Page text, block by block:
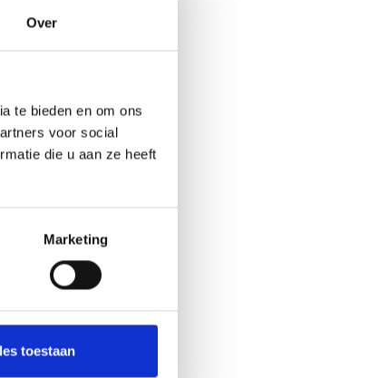
Over
te bieden en om ons
voor social
die u aan ze heeft
Marketing
toestaan